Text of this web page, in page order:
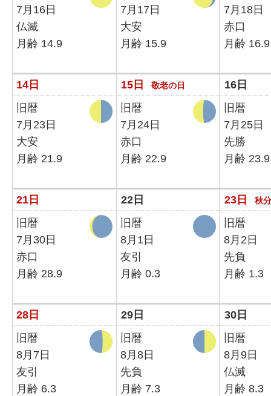
7月16日
仏滅
月齢 14.9
7月17日
大安
月齢 15.9
7月18日
赤口
月齢 16.9
14日 15日 敬老の日
16日
旧暦
7月23日
大安
月齢 21.9
旧暦
7月24日
赤口
月齢 22.9
旧暦
7月25日
先勝
月齢 23.9
21日 22日 23日 秋
旧暦
7月30日
赤口
月齢 28.9
旧暦
8月1日
友引
月齢 0.3
旧暦
8月2日
先負
月齢 1.3
28日 29日
30日
旧暦
8月7日
友引
月齢 6.3
旧暦
8月8日
先負
月齢 7.3
旧暦
8月9日
仏滅
月齢 8.3